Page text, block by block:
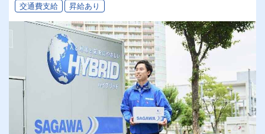
交通費支給 昇給あり